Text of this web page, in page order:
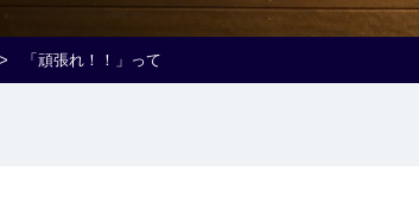
> 「頑張れ！！」って